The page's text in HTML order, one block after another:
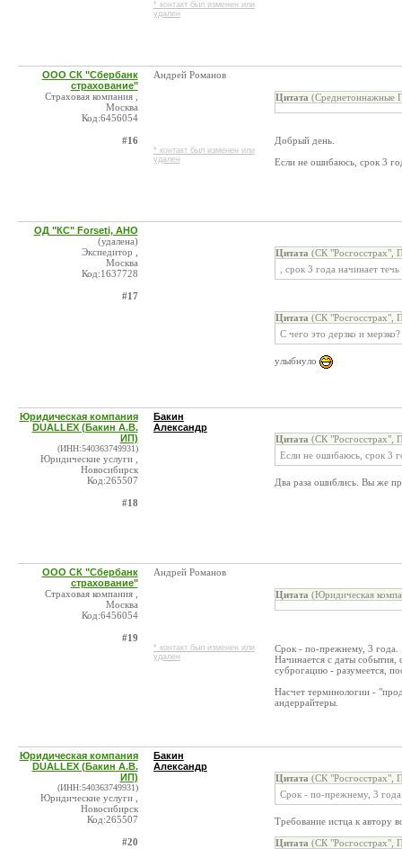
* контакт был изменен или
удален
ООО СК "Сбербанк
страхование"
Страховая компания ,
Москва
Код:6456054
#16
Андрей Романов
* контакт был изменен или
удален
Цитата (Среднетоннажные
Добрый день.
Если не ошибаюсь, срок 3
ОД "КС" Forseti, АНО
(удалена)
Экспедитор ,
Москва
Код:1637728
#17
Цитата (СК "Росгосстрах",
, срок 3 года начинает
Цитата (СК "Росгосстрах",
С чего это дерзко и мерзко?
улыбнуло
Юридическая компания
DUALLEX (Бакин А.В.
ИП)
(ИНН:540363749931)
Юридические услуги ,
Новосибирск
Код:265507
#18
Бакин
Александр
Цитата (СК "Росгосстрах",
Если не ошибаюсь, срок 3
Два раза ошиблись. Вы же
ООО СК "Сбербанк
страхование"
Страховая компания ,
Москва
Код:6456054
#19
Андрей Романов
* контакт был изменен или
удален
Цитата (Юридическая
Срок - по-прежнему, 3 года.
Начинается с даты события,
суброгацию - разумеется,
Насчет терминологии -
андеррайтеры.
Юридическая компания
DUALLEX (Бакин А.В.
ИП)
(ИНН:540363749931)
Юридические услуги ,
Новосибирск
Код:265507
#20
Бакин
Александр
Цитата (СК "Росгосстрах",
Срок - по-прежнему, 3
Требование истца к автору
Цитата (СК "Росгосстрах",